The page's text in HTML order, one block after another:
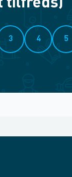
tilfreds)
3 4 5